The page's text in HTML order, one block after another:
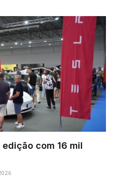
edição com 16 mil